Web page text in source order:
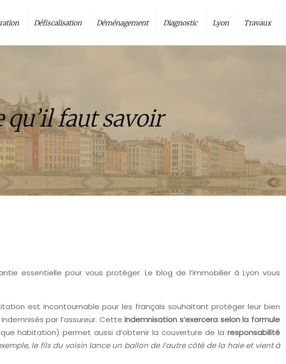
Défiscalisation Déménagement Diagnostic Lyon Travaux
qu’il faut savoir
essentielle pour vous protéger. Le blog de l’immobilier à Lyon vous
est incontournable pour les français souhaitant protéger leur bien
par l’assureur. Cetteindemnisation s’exercera selon la formule
habitation) permet aussi d’obtenir la couverture de laresponsabilité
le fils du voisin lance un ballon de l’autre côté de la haie et vient à